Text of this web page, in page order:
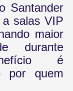
Santander
salas VIP
maior
durante
é
por quem